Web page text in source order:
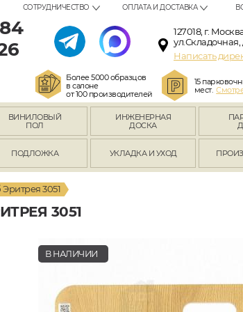
СОТРУДНИЧЕСТВО ОПЛАТА И ДОСТАВКА
127018, г.
ул.Складочная,
Написать
Более 5000 образцов
в салоне
от 100 производителей
15
мест.
ВИНИЛОВЫЙ
ПОЛ
ИНЖЕНЕРНАЯ
ДОСКА
ПОДЛОЖКА УКЛАДКА И УХОД
Эритрея 3051
3051
В НАЛИЧИИ